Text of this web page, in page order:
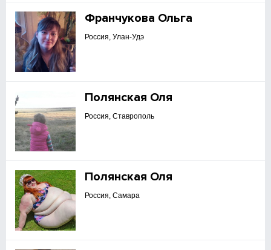
Франчукова Ольга
Россия, Улан-Удэ
Полянская Оля
Россия, Ставрополь
Полянская Оля
Россия, Самара